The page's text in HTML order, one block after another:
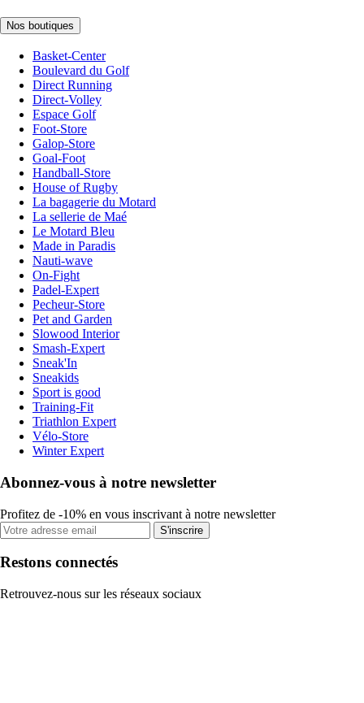
Nos boutiques
Basket-Center
Boulevard du Golf
Direct Running
Direct-Volley
Espace Golf
Foot-Store
Galop-Store
Goal-Foot
Handball-Store
House of Rugby
La bagagerie du Motard
La sellerie de Maé
Le Motard Bleu
Made in Paradis
Nauti-wave
On-Fight
Padel-Expert
Pecheur-Store
Pet and Garden
Slowood Interior
Smash-Expert
Sneak'In
Sneakids
Sport is good
Training-Fit
Triathlon Expert
Vélo-Store
Winter Expert
Abonnez-vous à notre newsletter
Profitez de -10% en vous inscrivant à notre newsletter
S'inscrire
Restons connectés
Retrouvez-nous sur les réseaux sociaux